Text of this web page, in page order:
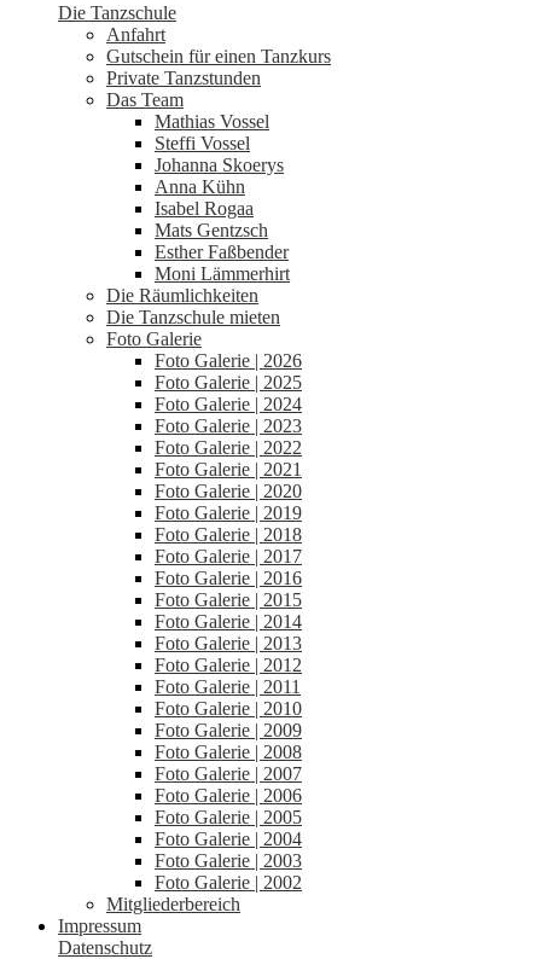
Die Tanzschule
Anfahrt
Gutschein für einen Tanzkurs
Private Tanzstunden
Das Team
Mathias Vossel
Steffi Vossel
Johanna Skoerys
Anna Kühn
Isabel Rogaa
Mats Gentzsch
Esther Faßbender
Moni Lämmerhirt
Die Räumlichkeiten
Die Tanzschule mieten
Foto Galerie
Foto Galerie | 2026
Foto Galerie | 2025
Foto Galerie | 2024
Foto Galerie | 2023
Foto Galerie | 2022
Foto Galerie | 2021
Foto Galerie | 2020
Foto Galerie | 2019
Foto Galerie | 2018
Foto Galerie | 2017
Foto Galerie | 2016
Foto Galerie | 2015
Foto Galerie | 2014
Foto Galerie | 2013
Foto Galerie | 2012
Foto Galerie | 2011
Foto Galerie | 2010
Foto Galerie | 2009
Foto Galerie | 2008
Foto Galerie | 2007
Foto Galerie | 2006
Foto Galerie | 2005
Foto Galerie | 2004
Foto Galerie | 2003
Foto Galerie | 2002
Mitgliederbereich
Impressum
Datenschutz